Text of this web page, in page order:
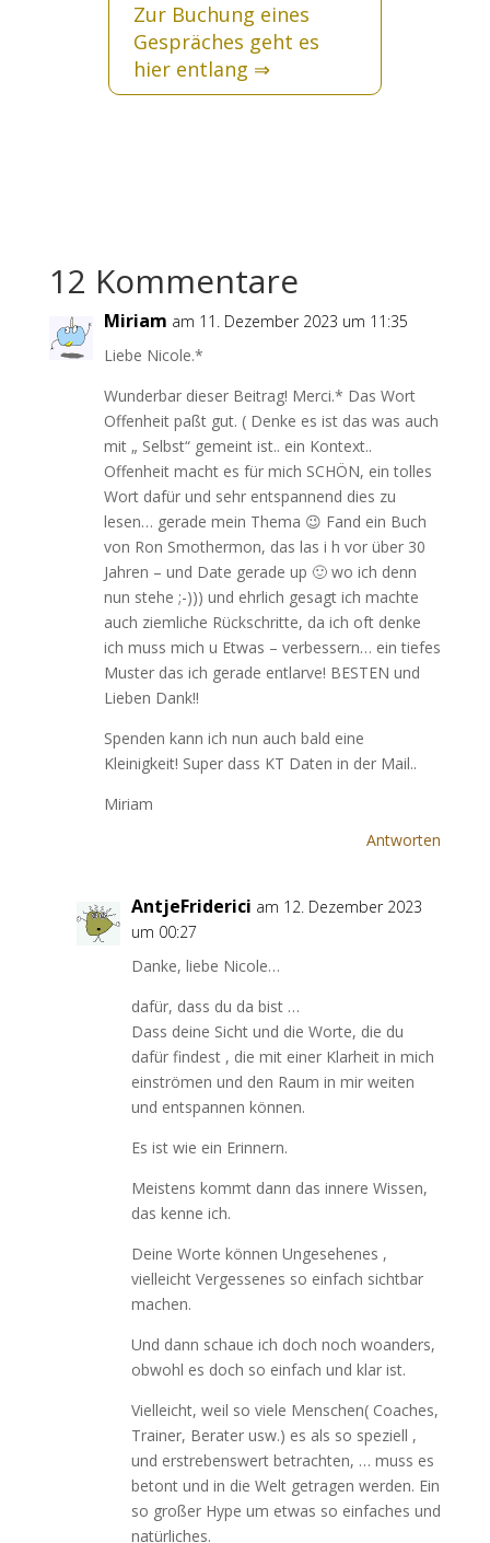
Zur Buchung eines
Gespräches geht es
hier entlang ⇒
12 Kommentare
Miriam am 11. Dezember 2023 um 11:35
Liebe Nicole.*
Wunderbar dieser Beitrag! Merci.* Das Wort
Offenheit paßt gut. ( Denke es ist das was auch
mit „ Selbst“ gemeint ist.. ein Kontext..
Offenheit macht es für mich SCHÖN, ein tolles
Wort dafür und sehr entspannend dies zu
lesen… gerade mein Thema 😉 Fand ein Buch
von Ron Smothermon, das las i h vor über 30
Jahren – und Date gerade up 🙂 wo ich denn
nun stehe ;-))) und ehrlich gesagt ich machte
auch ziemliche Rückschritte, da ich oft denke
ich muss mich u Etwas – verbessern… ein tiefes
Muster das ich gerade entlarve! BESTEN und
Lieben Dank!!
Spenden kann ich nun auch bald eine
Kleinigkeit! Super dass KT Daten in der Mail..
Miriam
Antworten
AntjeFriderici am 12. Dezember 2023
um 00:27
Danke, liebe Nicole…
dafür, dass du da bist …
Dass deine Sicht und die Worte, die du
dafür findest , die mit einer Klarheit in mich
einströmen und den Raum in mir weiten
und entspannen können.
Es ist wie ein Erinnern.
Meistens kommt dann das innere Wissen,
das kenne ich.
Deine Worte können Ungesehenes ,
vielleicht Vergessenes so einfach sichtbar
machen.
Und dann schaue ich doch noch woanders,
obwohl es doch so einfach und klar ist.
Vielleicht, weil so viele Menschen( Coaches,
Trainer, Berater usw.) es als so speziell ,
und erstrebenswert betrachten, … muss es
betont und in die Welt getragen werden. Ein
so großer Hype um etwas so einfaches und
natürliches.